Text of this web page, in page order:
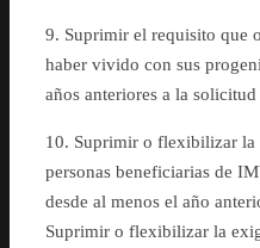
9. Suprimir el requisito que
haber vivido con sus
años anteriores a la
10. Suprimir o flexibilizar la
personas beneficiarias de
desde al menos el año
Suprimir o flexibilizar la